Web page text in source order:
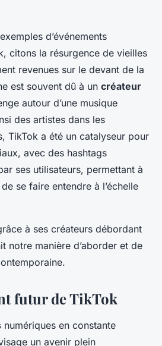
d’événements
citons la résurgence de vieilles
revenues sur le devant de la
est souvent dû à un créateur
autour d’une musique
des artistes dans les
TikTok a été un catalyseur pour
avec des hashtags
ses utilisateurs, permettant à
se faire entendre à l’échelle
à ses créateurs débordant
notre manière d’aborder et de
futur de TikTok
numériques en constante
un avenir plein